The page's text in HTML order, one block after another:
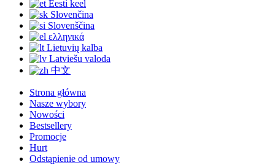
Eesti keel
Slovenčina
Slovenščina
ελληνικά
Lietuvių kalba
Latviešu valoda
中文
Strona główna
Nasze wybory
Nowości
Bestsellery
Promocje
Hurt
Odstąpienie od umowy